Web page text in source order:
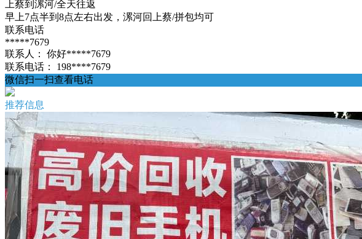
上蔡到漯河/全天往返
早上7点半到8点左右出发，漯河回上蔡/拼包均可
联系电话
*****7679
联系人：
你好*****7679
联系电话：
198****7679
微信扫一扫查看电话
推荐信息